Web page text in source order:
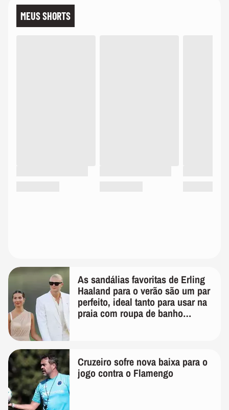
MEUS SHORTS
As sandálias favoritas de Erling
Haaland para o verão são um par
perfeito, ideal tanto para usar na
praia com roupa de banho
Cruzeiro sofre nova baixa para o
jogo contra o Flamengo